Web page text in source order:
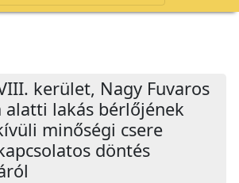
kerület, Nagy Fuvaros
alatti lakás bérlőjének
minőségi csere
döntés